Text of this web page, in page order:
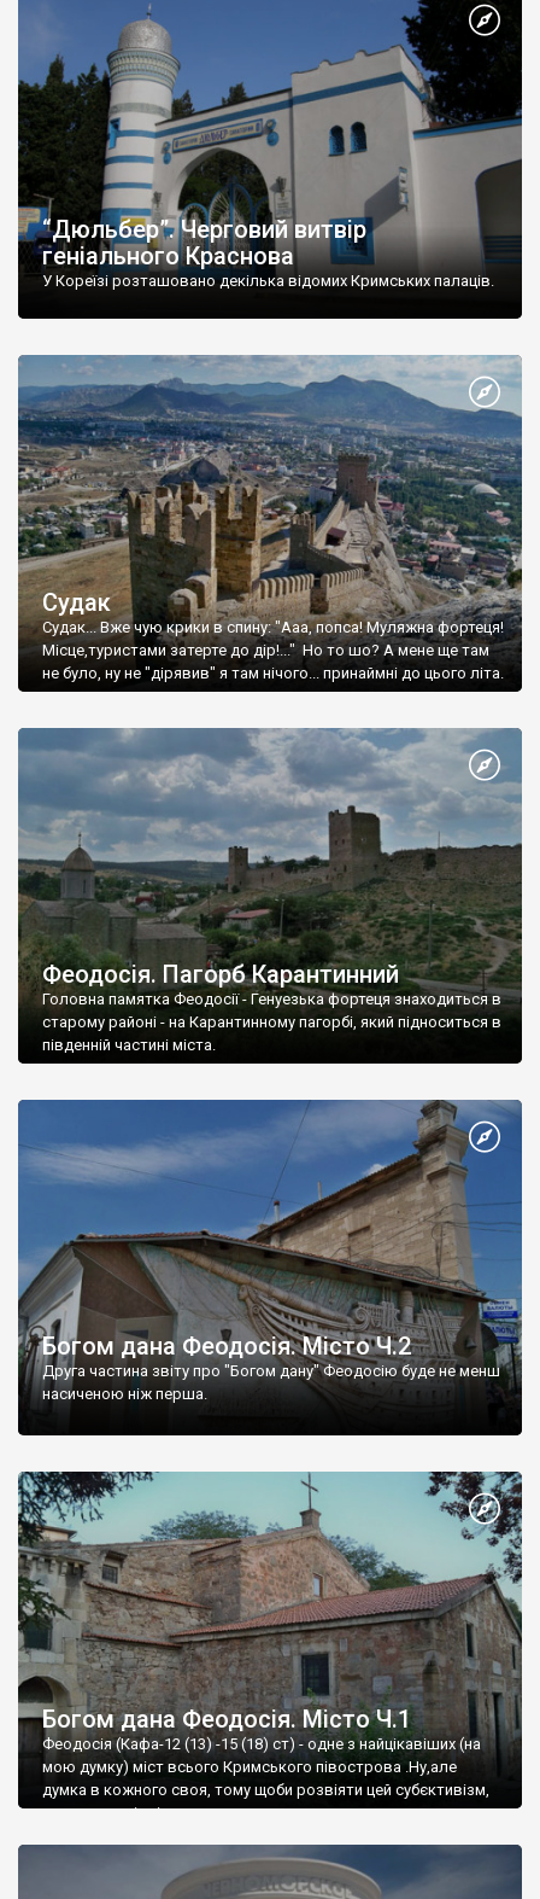
“Дюльбер”. Черговий витвір
геніального Краснова
У Кореїзі розташовано декілька відомих Кримських палаців.
Судак
Судак... Вже чую крики в спину: "Ааа, попса! Муляжна фортеця!
Місце,туристами затерте до дір!..." Но то шо? А мене ще там
не було, ну не "дірявив" я там нічого... принаймні до цього літа.
Феодосія. Пагорб Карантинний
Головна памятка Феодосії - Генуезька фортеця знаходиться в
старому районі - на Карантинному пагорбі, який підноситься в
південній частині міста.
Богом дана Феодосія. Місто Ч.2
Друга частина звіту про "Богом дану" Феодосію буде не менш
насиченою ніж перша.
Богом дана Феодосія. Місто Ч.1
Феодосія (Кафа-12 (13) -15 (18) ст) - одне з найцікавіших (на
мою думку) міст всього Кримського півострова .Ну,але
думка в кожного своя, тому щоби розвіяти цей субєктивізм,
запрошую відвідати це